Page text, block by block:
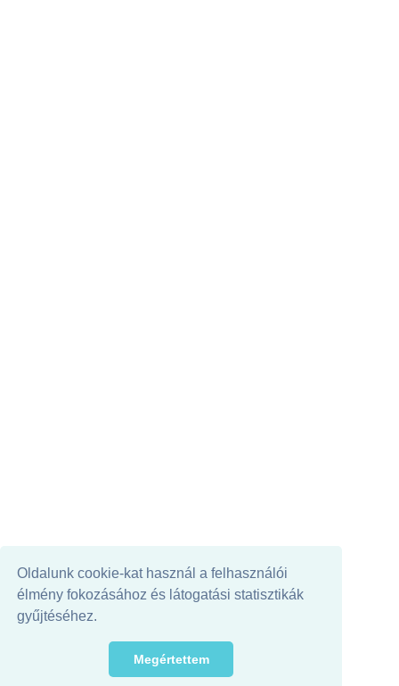
Oldalunk cookie-kat használ a felhasználói
élmény fokozásához és látogatási statisztikák
gyűjtéséhez.
Megértettem